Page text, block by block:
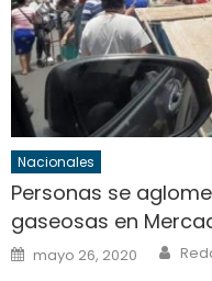
Nacionales
Personas se
gaseosas en
Posted
on
mayo 26, 2020